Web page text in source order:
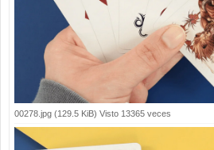
00278.jpg (129.5 KiB) Visto 13365 veces